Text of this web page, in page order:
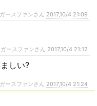
ースファンさん 2017,10/4 21:09
ースファンさん 2017,10/4 21:12
しい?
ースファンさん 2017,10/4 21:24